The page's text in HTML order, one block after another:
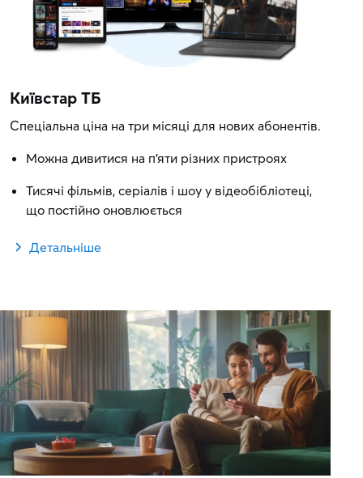
Київстар ТБ
Спеціальна ціна на три місяці для нових абонентів.
Можна дивитися на п'яти різних пристроях
Тисячі фільмів, серіалів і шоу у відеобібліотеці,
що постійно оновлюється
Детальніше